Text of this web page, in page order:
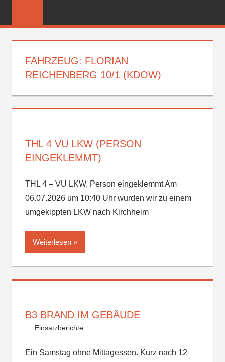
FEUERWEHR
FAHRZEUG: FLORIAN
REICHENBERG 10/1 (KDOW)
THL 4 VU LKW (PERSON
EINGEKLEMMT)
THL 4 – VU LKW, Person eingeklemmt Am
06.07.2026 um 10:40 Uhr wurden wir zu einem
umgekippten LKW nach Kirchheim
Weiterlesen
B3 BRAND IM GEBÄUDE
Einsatzberichte
Ein Samstag ohne Mittagessen. Kurz nach 12